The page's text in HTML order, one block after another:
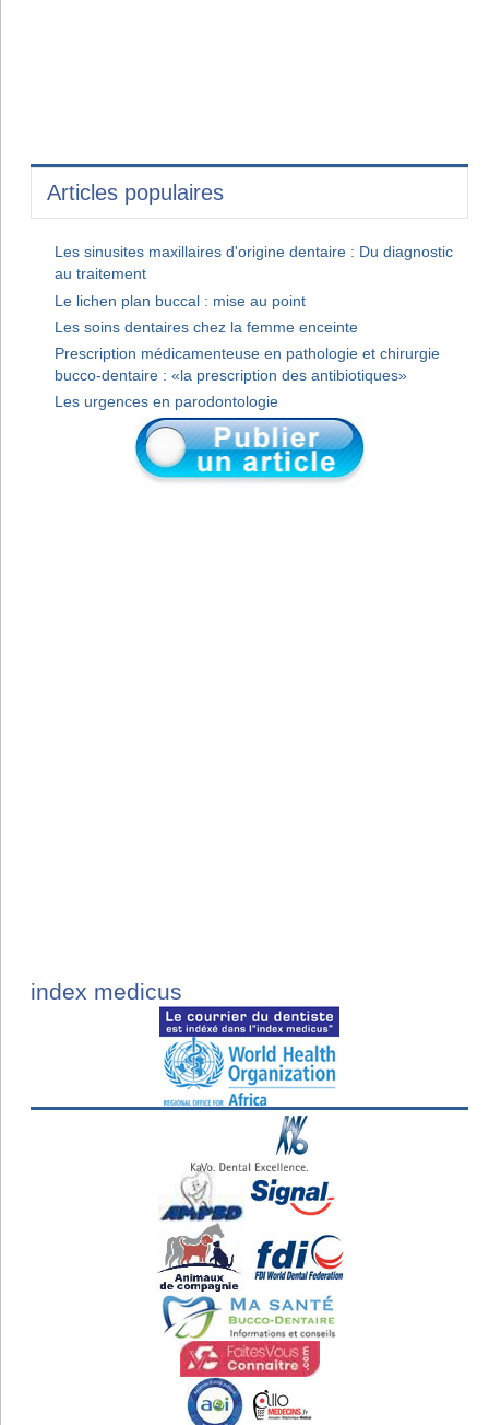
Articles populaires
Les sinusites maxillaires d'origine dentaire : Du diagnostic
au traitement
Le lichen plan buccal : mise au point
Les soins dentaires chez la femme enceinte
Prescription médicamenteuse en pathologie et chirurgie
bucco-dentaire : «la prescription des antibiotiques»
Les urgences en parodontologie
index medicus